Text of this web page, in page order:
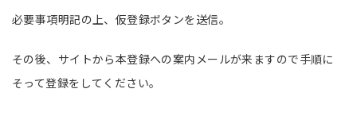
必要事項明記の上、仮登録ボタンを送信。
その後、サイトから本登録への案内メールが来ますので手順に
そって登録をしてください。